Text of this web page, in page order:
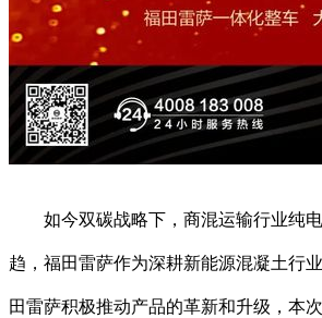
如今双碳战略下，商混运输行业纯电
趋，福田雷萨作为深耕新能源混凝土行
田雷萨积极推动产品的革新和升级，本